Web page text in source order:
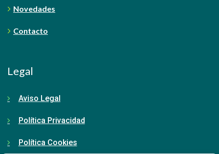
Novedades
Contacto
Legal
Aviso Legal
Política Privacidad
Política Cookies